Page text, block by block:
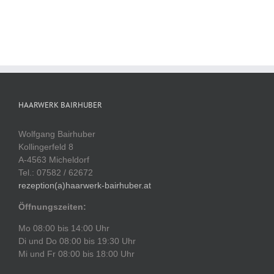
HAARWERK BAIRHUBER
Wolfgang Bairhuber
Kollingerfeld 8
A-4563 Micheldorf
Tel.: 07582 / 62672
rezeption(a)haarwerk-bairhuber.at
Öffnungszeiten:
Mo 08:00 bis 14:00 Uhr
Di und Do 08:00 bis 19:30 Uhr
Mi und Fr 08:00 bis 18:00 Uhr